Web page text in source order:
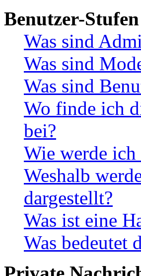
Benutzer-
Was sind
Was sind
Was sind
Wo finde ich
bei?
Wie werde
Weshalb
dargestellt?
Was ist eine
Was bedeutet